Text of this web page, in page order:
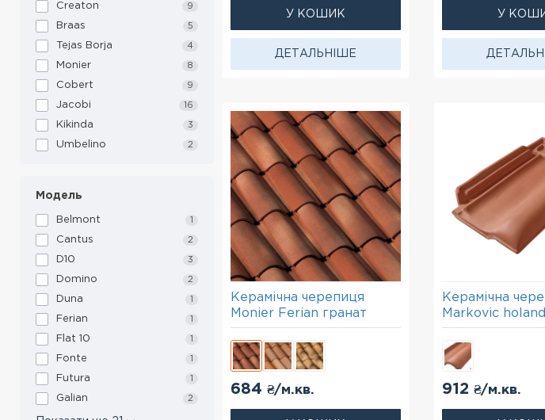
Creaton 9
Braas 5
Tejas Borja 4
Monier 8
Cobert 9
Jacobi 16
Kikinda 3
Umbelino 2
Модель
Belmont 1
Cantus 2
D10 3
Domino 2
Duna 1
Ferian 1
Flat 10 1
Fonte 1
Futura 1
Galian 2
У КОШИК
ДЕТАЛЬНІШЕ
У
Керамічна черепиця
Monier Ferian гранат
684 ₴/м.кв.
Керамічна
Markovic
912₴/м.кв.